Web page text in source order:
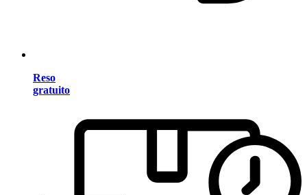
Reso
gratuito